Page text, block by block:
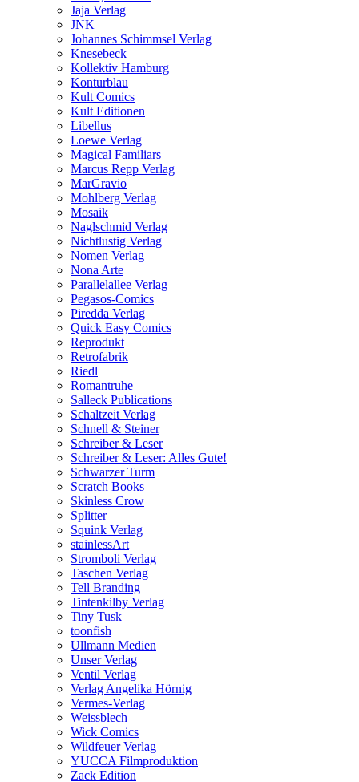
Jaja Verlag
JNK
Johannes Schimmsel Verlag
Knesebeck
Kollektiv Hamburg
Konturblau
Kult Comics
Kult Editionen
Libellus
Loewe Verlag
Magical Familiars
Marcus Repp Verlag
MarGravio
Mohlberg Verlag
Mosaik
Naglschmid Verlag
Nichtlustig Verlag
Nomen Verlag
Nona Arte
Parallelallee Verlag
Pegasos-Comics
Piredda Verlag
Quick Easy Comics
Reprodukt
Retrofabrik
Riedl
Romantruhe
Salleck Publications
Schaltzeit Verlag
Schnell & Steiner
Schreiber & Leser
Schreiber & Leser: Alles Gute!
Schwarzer Turm
Scratch Books
Skinless Crow
Splitter
Squink Verlag
stainlessArt
Stromboli Verlag
Taschen Verlag
Tell Branding
Tintenkilby Verlag
Tiny Tusk
toonfish
Ullmann Medien
Unser Verlag
Ventil Verlag
Verlag Angelika Hörnig
Vermes-Verlag
Weissblech
Wick Comics
Wildfeuer Verlag
YUCCA Filmproduktion
Zack Edition